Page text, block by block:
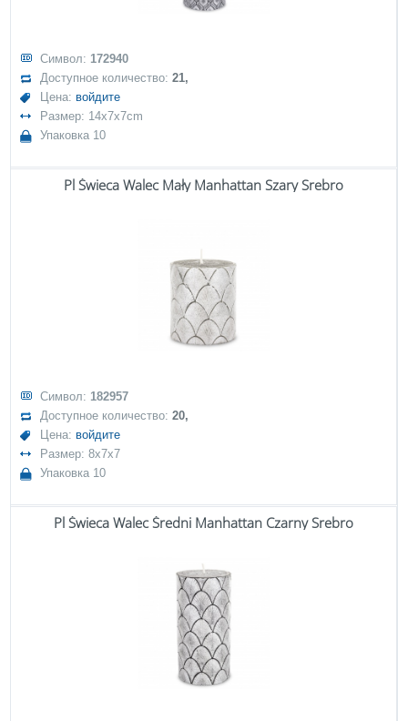
Символ: 172940
Доступное количество:21,
Цена: войдите
Размер: 14x7x7cm
Упаковка 10
Pl Świeca Walec Mały Manhattan Szary Srebro
Символ: 182957
Доступное количество:20,
Цена: войдите
Размер: 8x7x7
Упаковка 10
Pl Świeca Walec Średni Manhattan Czarny Srebro